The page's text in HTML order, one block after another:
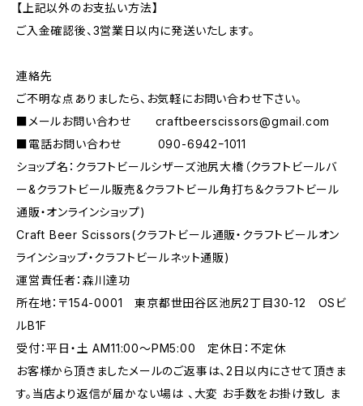
【上記以外のお支払い方法】
ご入金確認後、3営業日以内に発送いたします。
連絡先
ご不明な点ありましたら、お気軽にお問い合わせ下さい。
■メールお問い合わせ craftbeerscissors@gmail.com
■電話お問い合わせ 090-6942ｰ1011
ショップ名：クラフトビールシザーズ池尻大橋（クラフトビールバ
ー&クラフトビール販売&クラフトビール角打ち＆クラフトビール
通販・オンラインショップ)
Craft Beer Scissors(クラフトビール通販・クラフトビールオン
ラインショップ・クラフトビールネット通販)
運営責任者：森川達功
所在地：〒154-0001 東京都世田谷区池尻2丁目30-12 OSビ
ルB1F
受付：平日・土 AM11:00～PM5:00 定休日：不定休
お客様から頂きましたメールのご返事は、2日以内にさせて頂きま
す。当店より返信が届かない場は 、大変 お手数をお掛け致し ま